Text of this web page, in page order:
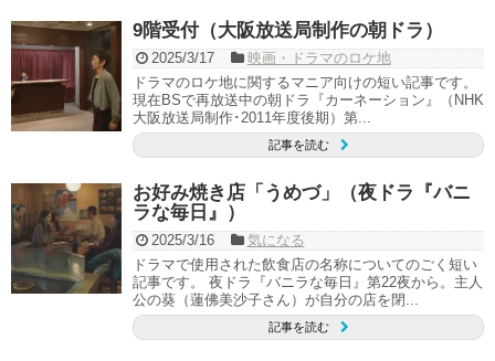
9階受付（大阪放送局制作の朝ドラ）
2025/3/17
映画・ドラマのロケ地
ドラマのロケ地に関するマニア向けの短い記事です。
現在BSで再放送中の朝ドラ『カーネーション』（NHK
大阪放送局制作･2011年度後期）第...
記事を読む
お好み焼き店「うめづ」（夜ドラ『バニ
ラな毎日』）
2025/3/16
気になる
ドラマで使用された飲食店の名称についてのごく短い
記事です。 夜ドラ『バニラな毎日』第22夜から。主人
公の葵（蓮佛美沙子さん）が自分の店を閉...
記事を読む